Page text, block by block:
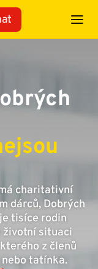
charitativní
dárců, Dobrých
tisíce rodin
životní situaci
z členů
tatínka.